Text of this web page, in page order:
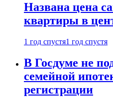
Названа цена
квартиры в
1 год спустя1 год спустя
В Госдуме не
семейной
регистрации